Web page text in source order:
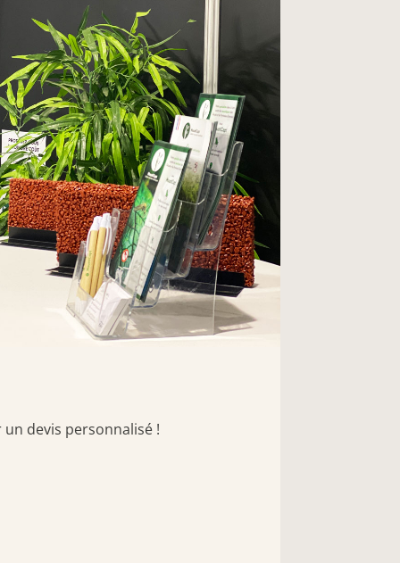
devis personnalisé !